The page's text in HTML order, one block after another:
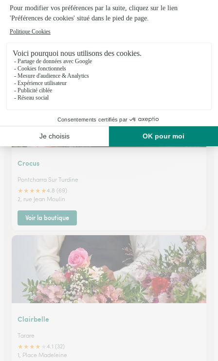
Aureline Fleurs
★★★★★4.5 (36)
Voir la boutique
Crocus
Pontcharra Sur Turdine
★★★★★4.8 (69)
2, rue Jean Moulin
Voir la boutique
Clairbelle
Tarare
★★★★
4.1 (32)
1, Place Madeleine